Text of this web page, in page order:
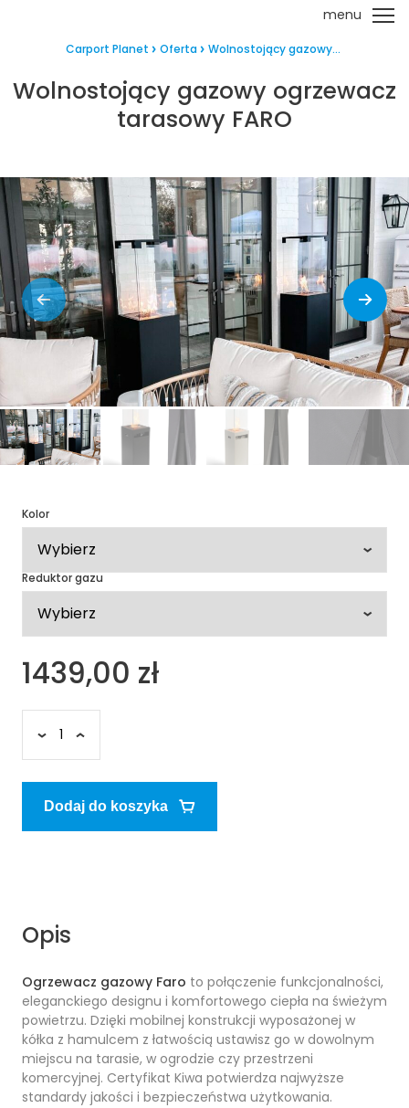
menu
Carport Planet Oferta Wolnostojący gazowy...
Wolnostojący gazowy ogrzewacz
tarasowy FARO
Kolor
Reduktor gazu
1439,00 zł
Dodaj do koszyka
Opis
Ogrzewacz gazowy Faro to połączenie funkcjonalności,
eleganckiego designu i komfortowego ciepła na świeżym
powietrzu. Dzięki mobilnej konstrukcji wyposażonej w
kółka z hamulcem z łatwością ustawisz go w dowolnym
miejscu na tarasie, w ogrodzie czy przestrzeni
komercyjnej. Certyfikat Kiwa potwierdza najwyższe
standardy jakości i bezpieczeństwa użytkowania.